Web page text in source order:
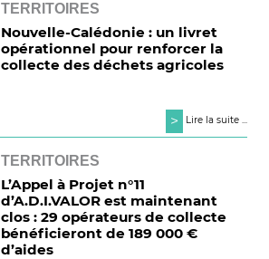
TERRITOIRES
Nouvelle-Calédonie : un livret
opérationnel pour renforcer la
collecte des déchets agricoles
> Lire la suite ...
TERRITOIRES
L’Appel à Projet n°11
d’A.D.I.VALOR est maintenant
clos : 29 opérateurs de collecte
bénéficieront de 189 000 €
d’aides